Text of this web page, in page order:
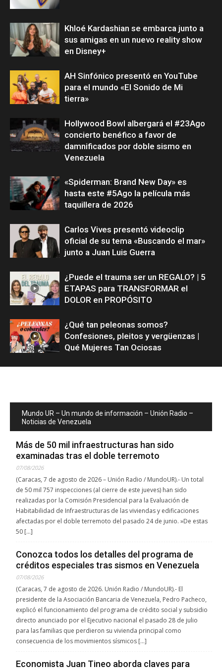
Khloé Kardashian se embarca junto a
sus amigas en un nuevo reality show
en Disney+
AH Sinfónico presentó en YouTube
para el mundo «El Sonido de Mi
tierra»
Hollywood Bowl albergará el #23Ago
concierto benéfico a favor de
damnificados por doble sismo en
Venezuela
«Spiderman: Brand New Day» es
hasta este #5Ago la película más
taquillera de 2026
Carlos Vives presentó videoclip
oficial de su tema «Buscando el mar»
junto a Juan Luis Guerra
¿Puede el trauma ser un REGALO? | 5
ETAPAS para TRANSFORMAR el
DOLOR en PROPÓSITO
¿Qué tan peleonas somos?
Confesiones, pleitos y vergüenzas |
Qué Mujeres Tan Ociosas
Mundo UR – Un mundo de información – Unión Radio –
Noticias de Venezuela
Más de 50 mil infraestructuras han sido
examinadas tras el doble terremoto
07/08/2026
(Caracas, 7 de agosto de 2026 – Unión Radio / MundoUR).- Un total
de 50 mil 757 inspecciones (al cierre de este jueves) han sido
realizadas por la Comisión Presidencial para la Evaluación de
Habitabilidad de Infraestructuras de las viviendas y edificaciones
afectadas por el doble terremoto del pasado 24 de junio. ​»De estas
50 […]
Conozca todos los detalles del programa de
créditos especiales tras sismos en Venezuela
07/08/2026
(Caracas, 7 de agosto de 2026. Unión Radio / MundoUR).- El
presidente de la Asociación Bancaria de Venezuela, Pedro Pacheco,
explicó el funcionamiento del programa de crédito social y subsidio
directo anunciado por el Ejecutivo nacional el pasado 28 de julio
para las familias que perdieron su vivienda principal como
consecuencia de los movimientos sísmicos […]
Economista Juan Tineo aborda claves para